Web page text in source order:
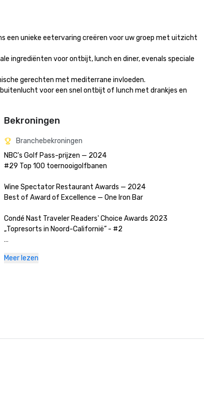
een unieke eetervaring creëren voor uw groep met uitzicht
ingrediënten voor ontbijt, lunch en diner, evenals speciale
gerechten met mediterrane invloeden.
voor een snel ontbijt of lunch met drankjes en
Bekroningen
Branchebekroningen
NBC's Golf Pass-prijzen — 2024
#29 Top 100 toernooigolfbanen
Wine Spectator Restaurant Awards — 2024
Best of Award of Excellence — One Iron Bar
Condé Nast Traveler Readers' Choice Awards 2023
„Topresorts in Noord-Californië” - #2
#57 Top 200 resortcursussen in de Verenigde Staten
Meer lezen